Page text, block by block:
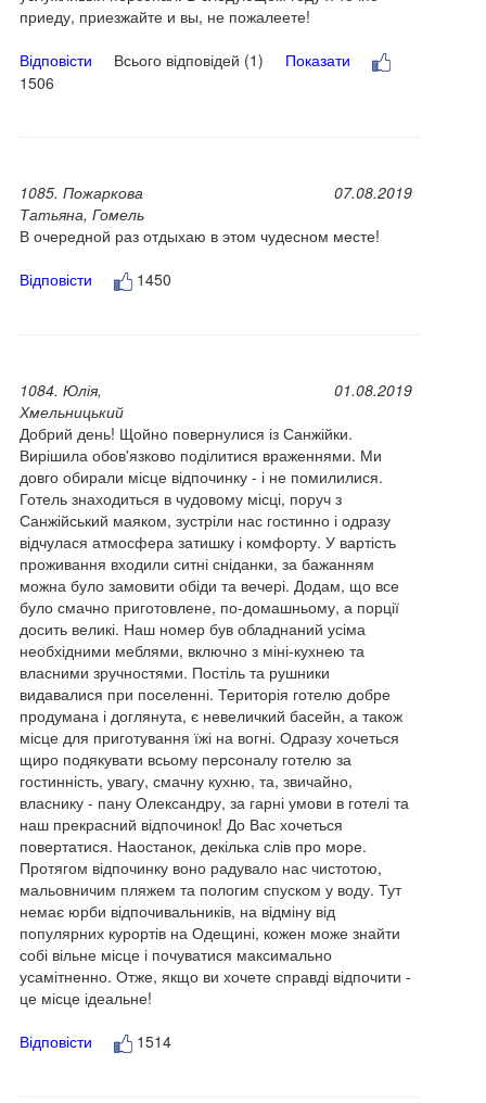
приеду, приезжайте и вы, не пожалеете!
Відповісти Всього відповідей (1) Показати
1506
1085. Пожаркова
Татьяна, Гомель
07.08.2019
В очередной раз отдыхаю в этом чудесном месте!
Відповісти
1450
1084. Юлія,
Хмельницький
01.08.2019
Добрий день! Щойно повернулися із Санжійки.
Вирішила обов'язково поділитися враженнями. Ми
довго обирали місце відпочинку - і не помилилися.
Готель знаходиться в чудовому місці, поруч з
Санжійський маяком, зустріли нас гостинно і одразу
відчулася атмосфера затишку і комфорту. У вартість
проживання входили ситні сніданки, за бажанням
можна було замовити обіди та вечері. Додам, що все
було смачно приготовлене, по-домашньому, а порції
досить великі. Наш номер був обладнаний усіма
необхідними меблями, включно з міні-кухнею та
власними зручностями. Постіль та рушники
видавалися при поселенні. Територія готелю добре
продумана і доглянута, є невеличкий басейн, а також
місце для приготування їжі на вогні. Одразу хочеться
щиро подякувати всьому персоналу готелю за
гостинність, увагу, смачну кухню, та, звичайно,
власнику - пану Олександру, за гарні умови в готелі та
наш прекрасний відпочинок! До Вас хочеться
повертатися. Наостанок, декілька слів про море.
Протягом відпочинку воно радувало нас чистотою,
мальовничим пляжем та пологим спуском у воду. Тут
немає юрби відпочивальників, на відміну від
популярних курортів на Одещині, кожен може знайти
собі вільне місце і почуватися максимально
усамітненно. Отже, якщо ви хочете справді відпочити -
це місце ідеальне!
Відповісти
1514